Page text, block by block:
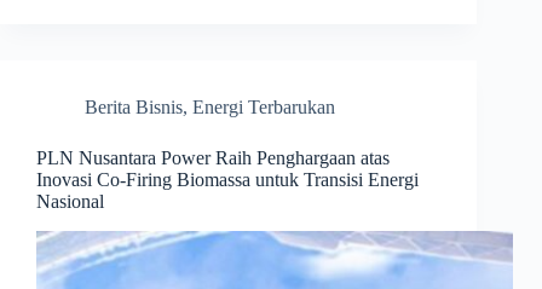
Berita Bisnis, Energi Terbarukan
PLN Nusantara Power Raih Penghargaan atas
Inovasi Co-Firing Biomassa untuk Transisi Energi
Nasional